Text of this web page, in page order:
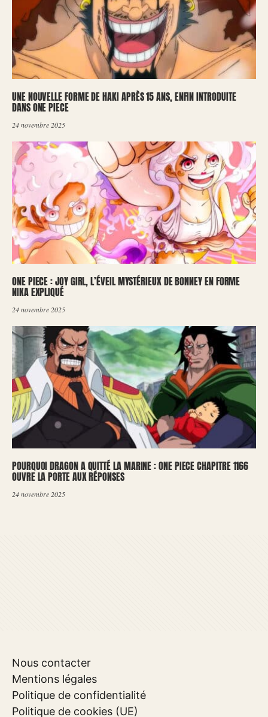
UNE NOUVELLE FORME DE HAKI APRÈS 15 ANS, ENFIN INTRODUITE
DANS ONE PIECE
24 novembre 2025
ONE PIECE : JOY GIRL, L’ÉVEIL MYSTÉRIEUX DE BONNEY EN FORME
NIKA EXPLIQUÉ
24 novembre 2025
POURQUOI DRAGON A QUITTÉ LA MARINE : ONE PIECE CHAPITRE 1166
OUVRE LA PORTE AUX RÉPONSES
24 novembre 2025
Nous contacter
Mentions légales
Politique de confidentialité
Politique de cookies (UE)